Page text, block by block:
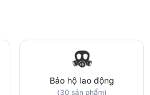
Bảo hộ lao động
(30 sản phẩm)